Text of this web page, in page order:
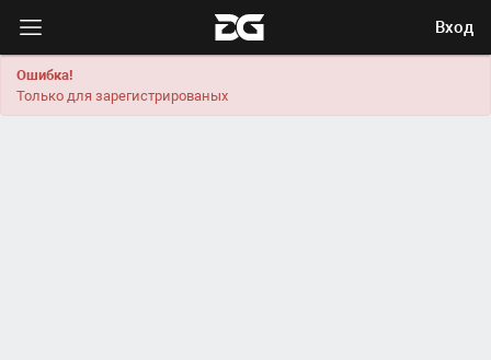
Вход
Ошибка!
Только для зарегистрированых